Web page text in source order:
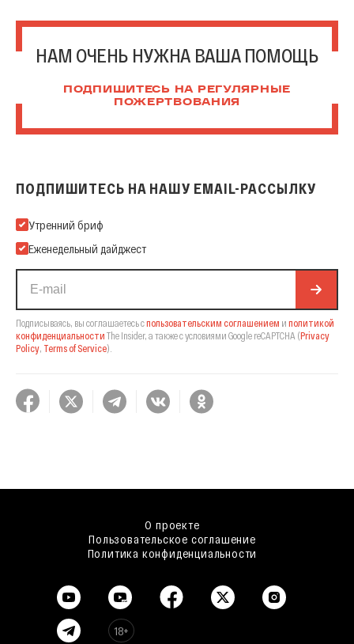
НАМ ОЧЕНЬ НУЖНА ВАША ПОМОЩЬ
ПОДПИШИТЕСЬ НА РЕГУЛЯРНЫЕ
ПОЖЕРТВОВАНИЯ
ПОДПИШИТЕСЬ НА НАШУ EMAIL-РАССЫЛКУ
Подпишитесь на нашу Email-рассылку
Утренний бриф
Еженедельный дайджест
Подписываясь, вы соглашаетесь спользовательским соглашением и политикой
конфиденциальности The Insider, а также с условиями Google reCAPTCHA (Privacy
Policy Terms of Service).
О проекте
Пользовательское соглашение
Политика конфиденциальности
18+